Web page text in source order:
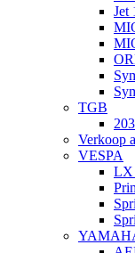
Jet
TGB
203
Verkoop
VESPA
LX